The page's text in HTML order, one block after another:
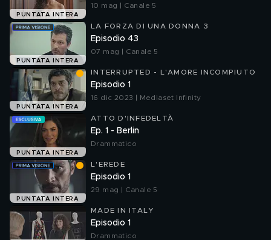
PUNTATA INTERA
10 mag | Canale 5
PUNTATA INTERA
LA FORZA DI UNA DONNA 3
Episodio 43
07 mag | Canale 5
PUNTATA INTERA
INTERRUPTED - L'AMORE INCOMPIUTO
Episodio 1
16 dic 2023 | Mediaset Infinity
PUNTATA INTERA
ATTO D'INFEDELTÀ
Ep. 1 - Berlin
Drammatico
PUNTATA INTERA
L'EREDE
Episodio 1
29 mag | Canale 5
MADE IN ITALY
Episodio 1
Drammatico